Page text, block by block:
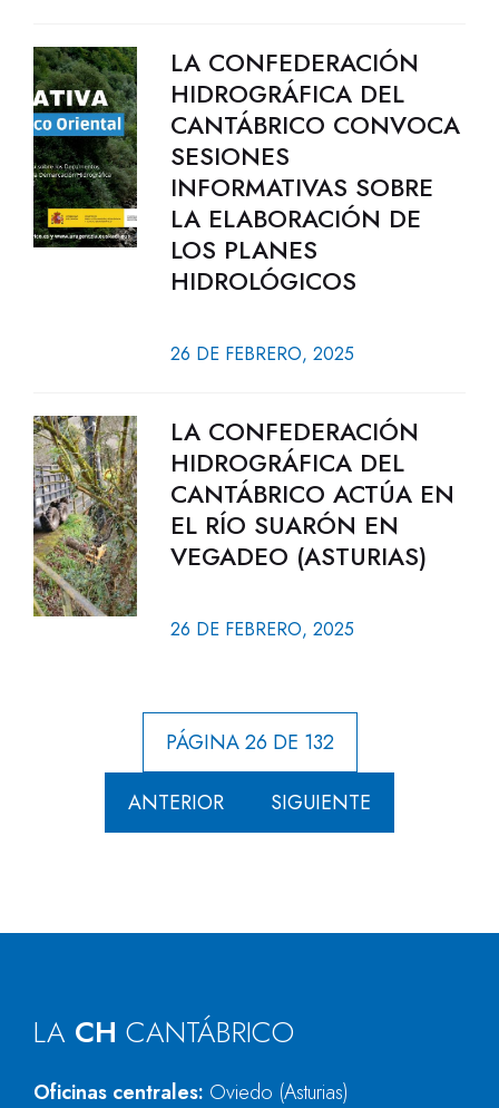
LA CONFEDERACIÓN
HIDROGRÁFICA DEL
CANTÁBRICO CONVOCA
SESIONES
INFORMATIVAS SOBRE
LA ELABORACIÓN DE
LOS PLANES
HIDROLÓGICOS
26 DE FEBRERO, 2025
LA CONFEDERACIÓN
HIDROGRÁFICA DEL
CANTÁBRICO ACTÚA EN
EL RÍO SUARÓN EN
VEGADEO (ASTURIAS)
26 DE FEBRERO, 2025
PÁGINA 26 DE 132
ANTERIOR SIGUIENTE
LA CH CANTÁBRICO
Oficinas centrales: Oviedo (Asturias)